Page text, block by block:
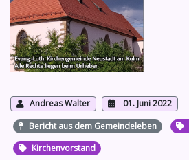
Andreas Walter
01. Juni 2022
Bericht aus dem Gemeindeleben
Kirchenvorstand